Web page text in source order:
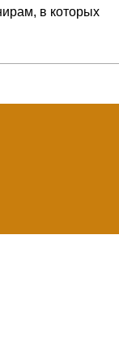
в которых